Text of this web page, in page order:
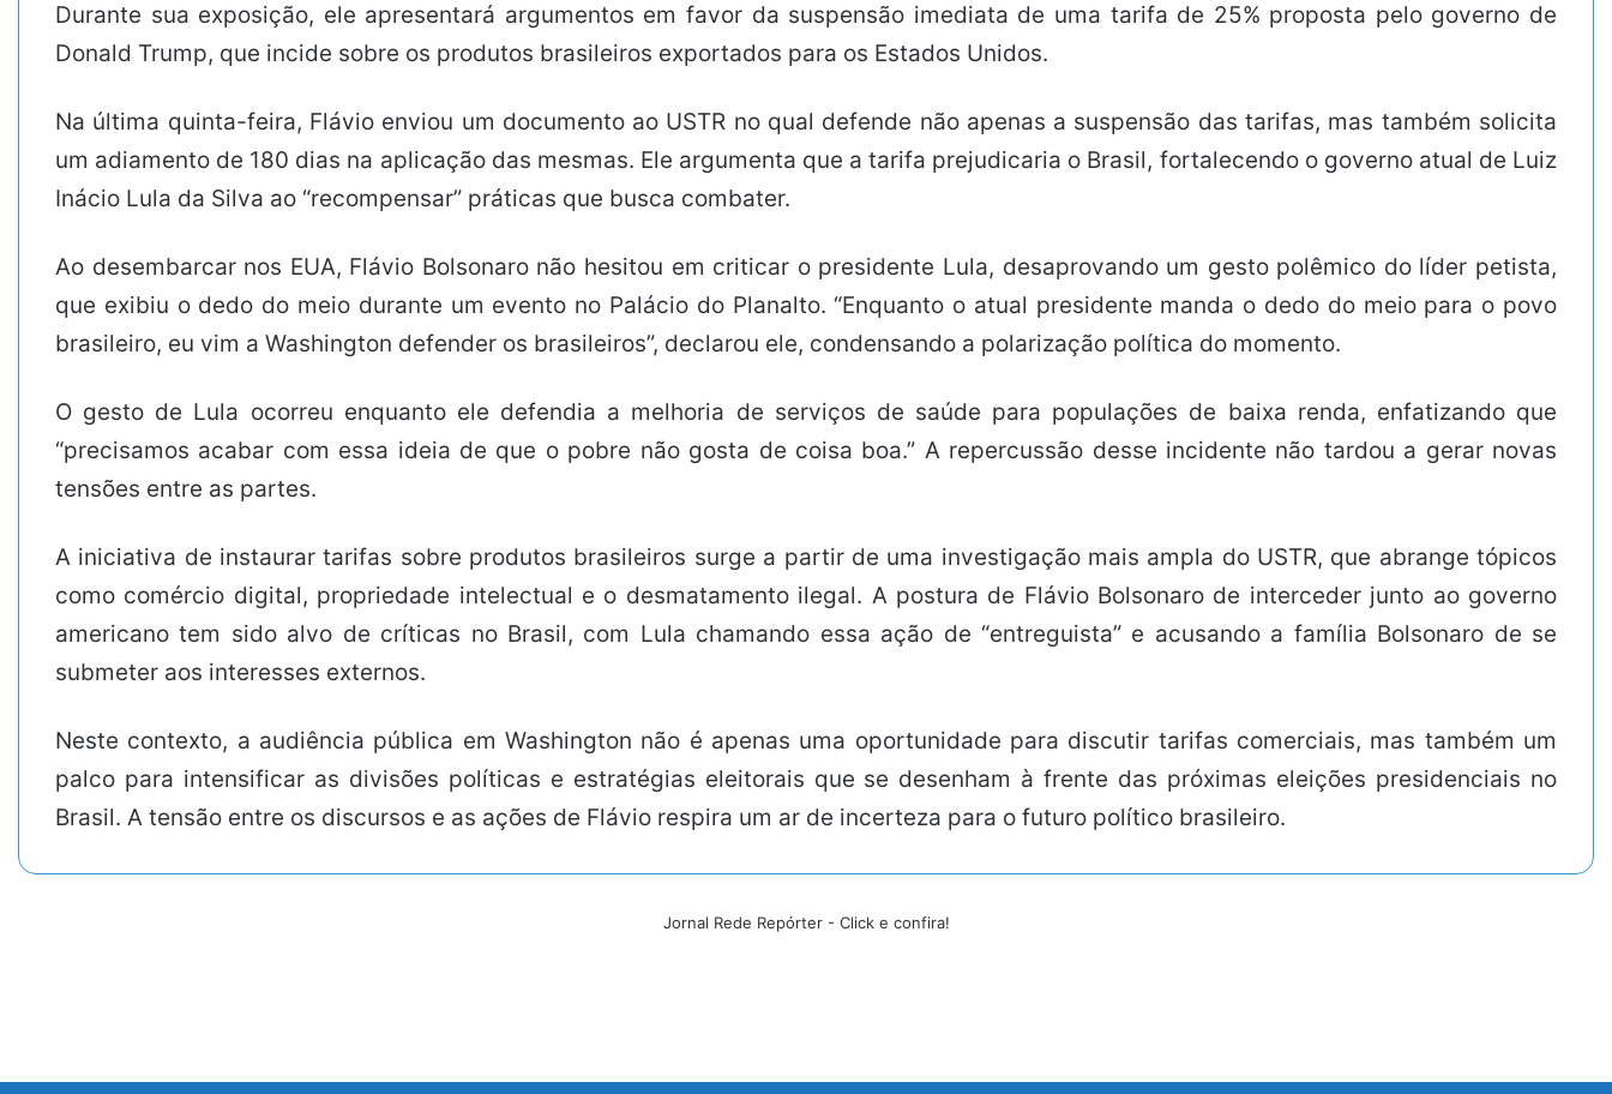
Durante sua exposição, ele apresentará argumentos em favor da suspensão imediata de uma tarifa de 25% proposta pelo governo de
Donald Trump, que incide sobre os produtos brasileiros exportados para os Estados Unidos.
Na última quinta-feira, Flávio enviou um documento ao USTR no qual defende não apenas a suspensão das tarifas, mas também solicita
um adiamento de 180 dias na aplicação das mesmas. Ele argumenta que a tarifa prejudicaria o Brasil, fortalecendo o governo atual de Luiz
Inácio Lula da Silva ao “recompensar” práticas que busca combater.
Ao desembarcar nos EUA, Flávio Bolsonaro não hesitou em criticar o presidente Lula, desaprovando um gesto polêmico do líder petista,
que exibiu o dedo do meio durante um evento no Palácio do Planalto. “Enquanto o atual presidente manda o dedo do meio para o povo
brasileiro, eu vim a Washington defender os brasileiros”, declarou ele, condensando a polarização política do momento.
O gesto de Lula ocorreu enquanto ele defendia a melhoria de serviços de saúde para populações de baixa renda, enfatizando que
“precisamos acabar com essa ideia de que o pobre não gosta de coisa boa.” A repercussão desse incidente não tardou a gerar novas
tensões entre as partes.
A iniciativa de instaurar tarifas sobre produtos brasileiros surge a partir de uma investigação mais ampla do USTR, que abrange tópicos
como comércio digital, propriedade intelectual e o desmatamento ilegal. A postura de Flávio Bolsonaro de interceder junto ao governo
americano tem sido alvo de críticas no Brasil, com Lula chamando essa ação de “entreguista” e acusando a família Bolsonaro de se
submeter aos interesses externos.
Neste contexto, a audiência pública em Washington não é apenas uma oportunidade para discutir tarifas comerciais, mas também um
palco para intensificar as divisões políticas e estratégias eleitorais que se desenham à frente das próximas eleições presidenciais no
Brasil. A tensão entre os discursos e as ações de Flávio respira um ar de incerteza para o futuro político brasileiro.
Jornal Rede Repórter - Click e confira!